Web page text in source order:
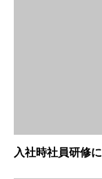
入社時社員研修